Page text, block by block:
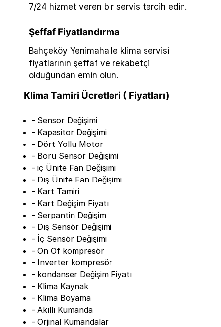
7/24 hizmet veren bir servis tercih edin.
Şeffaf Fiyatlandırma
Bahçeköy Yenimahalle klima servisi
fiyatlarının şeffaf ve rekabetçi
olduğundan emin olun.
Klima Tamiri Ücretleri ( Fiyatları)
- Sensor Değişimi
- Kapasitor Değişimi
- Dört Yollu Motor
- Boru Sensor Değişimi
- iç Ünite Fan Değişimi
- Dış Ünite Fan Değişimi
- Kart Tamiri
- Kart Değişim Fiyatı
- Serpantin Değişim
- Dış Sensör Değişimi
- İç Sensör Değişimi
- On Of kompresör
- Inverter kompresör
- kondanser Değişim Fiyatı
- Klima Kaynak
- Klima Boyama
- Akıllı Kumanda
- Orjinal Kumandalar